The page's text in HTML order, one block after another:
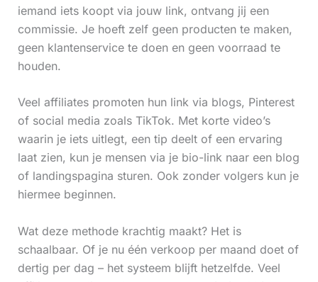
iemand iets koopt via jouw link, ontvang jij een
commissie. Je hoeft zelf geen producten te maken,
geen klantenservice te doen en geen voorraad te
houden.
Veel affiliates promoten hun link via blogs, Pinterest
of social media zoals TikTok. Met korte video’s
waarin je iets uitlegt, een tip deelt of een ervaring
laat zien, kun je mensen via je bio-link naar een blog
of landingspagina sturen. Ook zonder volgers kun je
hiermee beginnen.
Wat deze methode krachtig maakt? Het is
schaalbaar. Of je nu één verkoop per maand doet of
dertig per dag – het systeem blijft hetzelfde. Veel